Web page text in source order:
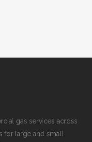
gas services across
large and small